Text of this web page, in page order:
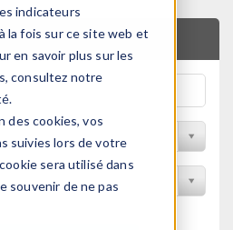
indicateurs
la fois sur ce site web et
en savoir plus sur les
consultez notre
des cookies, vos
suivies lors de votre
sera utilisé dans
souvenir de ne pas